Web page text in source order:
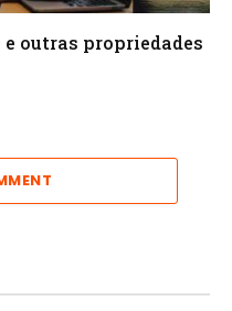
e outras propriedades